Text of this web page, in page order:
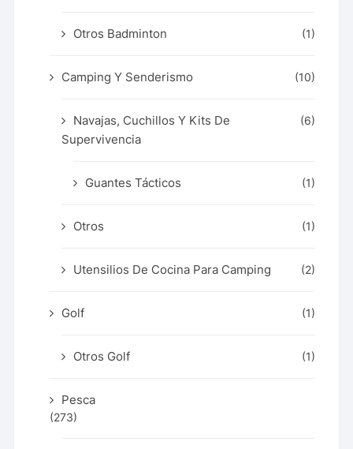
Otros Badminton (1)
Camping Y Senderismo (10)
Navajas, Cuchillos Y Kits De
Supervivencia
(6)
Guantes Tácticos (1)
Otros (1)
Utensilios De Cocina Para Camping (2)
Golf (1)
Otros Golf (1)
Pesca
(273)